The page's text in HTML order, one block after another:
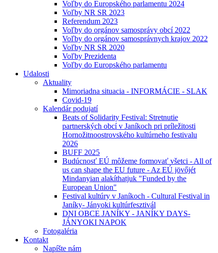
Voľby do Europského parlamentu 2024
Voľby NR SR 2023
Referendum 2023
Voľby do orgánov samosprávy obcí 2022
Voľby do orgánov samosprávnych krajov 2022
Voľby NR SR 2020
Voľby Prezidenta
Voľby do Europského parlamentu
Udalosti
Aktuality
Mimoriadna situacia - INFORMÁCIE - SLAK
Covid-19
Kalendár podujatí
Beats of Solidarity Festival: Stretnutie
partnerských obcí v Janíkoch pri príležitosti
Hornožitnoostrovského kultúrneho festivalu
2026
BUFF 2025
Budúcnosť EÚ môžeme formovať všetci - All of
us can shape the EU future - Az EÚ jövőjét
Mindanyian alakíthatjuk "Funded by the
European Union"
Festival kultúry v Janíkoch - Cultural Festival in
Janíky- Jányoki kultúrfesztivál
DNI OBCE JANÍKY - JANÍKY DAYS-
JÁNYOKI NAPOK
Fotogaléria
Kontakt
Napíšte nám